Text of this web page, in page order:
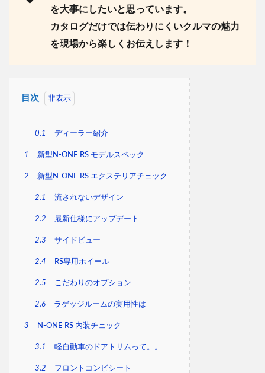
を大事にしたいと思っています。
カタログだけでは伝わりにくいクルマの魅力
を現場から楽しくお伝えします！
目次
0.1 ディーラー紹介
1 新型N-ONE RS モデルスペック
2 新型N-ONE RS エクステリアチェック
2.1 流されないデザイン
2.2 最新仕様にアップデート
2.3 サイドビュー
2.4 RS専用ホイール
2.5 こだわりのオプション
2.6 ラゲッジルームの実用性は
3 N-ONE RS 内装チェック
3.1 軽自動車のドアトリムって。。
3.2 フロントコンビシート